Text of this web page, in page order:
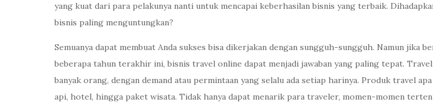
yang kuat dari para pelakunya nanti untuk mencapai keberhasilan bisnis yang terbaik.
bisnis paling menguntungkan?
Semuanya dapat membuat Anda sukses bisa dikerjakan dengan sungguh-sungguh. Namun jika
beberapa tahun terakhir ini, bisnis travel online dapat menjadi jawaban yang paling tepat.
banyak orang, dengan demand atau permintaan yang selalu ada setiap harinya. Produk travel
api, hotel, hingga paket wisata. Tidak hanya dapat menarik para traveler, momen-momen